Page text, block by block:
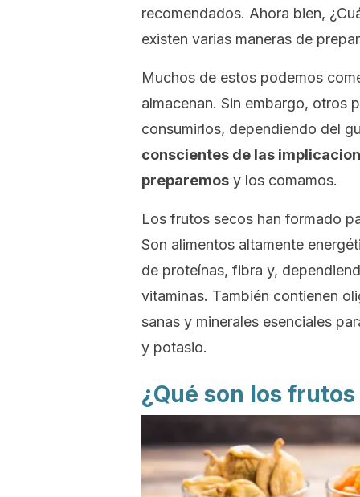
recomendados. Ahora bien,
existen varias maneras de
Muchos de estos podemos
almacenan. Sin embargo, otros
consumirlos, dependiendo del
conscientes de las
preparemos y los comamos.
Los frutos secos han formado
Son alimentos altamente
de proteínas, fibra y,
vitaminas. También contienen
sanas y minerales esenciales
y potasio.
¿Qué son los